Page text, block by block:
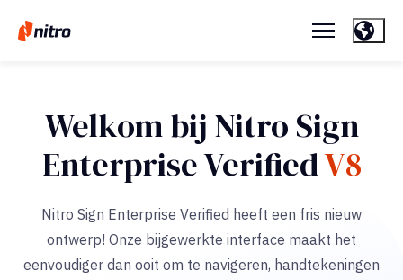
Welkom bij Nitro Sign
Enterprise VerifiedV8
Nitro Sign Enterprise Verified heeft een fris nieuw
ontwerp! Onze bijgewerkte interface maakt het
eenvoudiger dan ooit om te navigeren, handtekeningen